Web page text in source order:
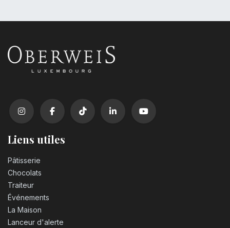
Liens utiles
Pâtisserie
Chocolats
Traiteur
Événements
La Maison
Lanceur d'alerte